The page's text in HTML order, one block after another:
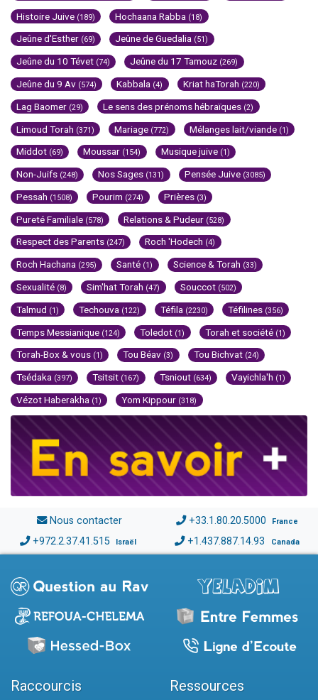
Histoire Juive (189) Hochaana Rabba (18)
Jeûne d'Esther (69) Jeûne de Guedalia (51)
Jeûne du 10 Tévet (74) Jeûne du 17 Tamouz (269)
Jeûne du 9 Av (574) Kabbala (4) Kriat haTorah (220)
Lag Baomer (29) Le sens des prénoms hébraïques (2)
Limoud Torah (371) Mariage (772) Mélanges lait/viande (1)
Middot (69) Moussar (154) Musique juive (1)
Non-Juifs (248) Nos Sages (131) Pensée Juive (3085)
Pessah (1508) Pourim (274) Prières (3)
Pureté Familiale (578) Relations & Pudeur (528)
Respect des Parents (247) Roch 'Hodech (4)
Roch Hachana (295) Santé (1) Science & Torah (33)
Sexualité (8) Sim'hat Torah (47) Souccot (502)
Talmud (1) Techouva (122) Téfila (2230) Téfilines (356)
Temps Messianique (124) Toledot (1) Torah et société (1)
Torah-Box & vous (1) Tou Béav (3) Tou Bichvat (24)
Tsédaka (397) Tsitsit (167) Tsniout (634) Vayichla'h (1)
Vézot Haberakha (1) Yom Kippour (318)
Nous contacter +33.1.80.20.5000 France
+972.2.37.41.515 Israël +1.437.887.14.93 Canada
Raccourcis Ressources